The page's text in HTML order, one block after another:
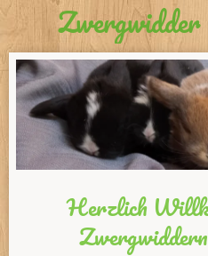
Hauptinhalt
springen
Herzlich